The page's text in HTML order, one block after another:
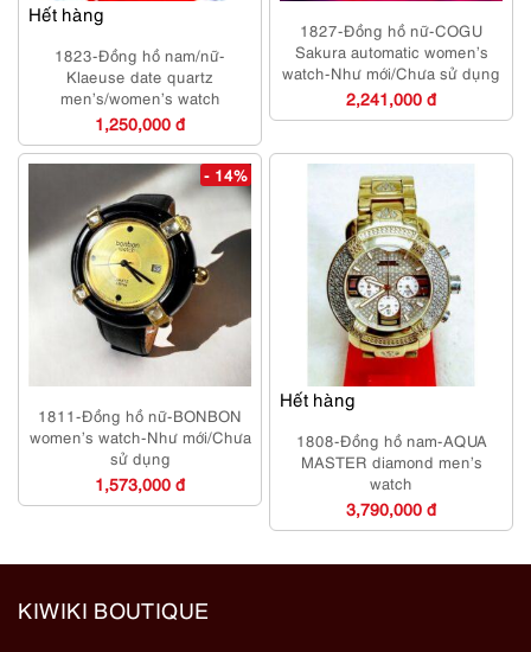
Hết hàng
1823-Đồng hồ nam/nữ-
Klaeuse date quartz
men’s/women’s watch
1,250,000 đ
1827-Đồng hồ nữ-COGU
Sakura automatic women’s
watch-Như mới/Chưa sử dụng
2,241,000 đ
- 14%
1811-Đồng hồ nữ-BONBON
women’s watch-Như mới/Chưa
sử dụng
1,573,000 đ
Hết hàng
1808-Đồng hồ nam-AQUA
MASTER diamond men’s
watch
3,790,000 đ
KIWIKI BOUTIQUE